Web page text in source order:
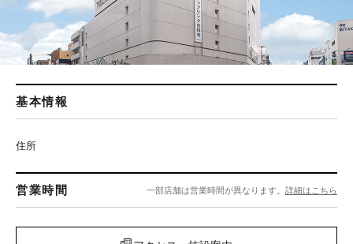
基本情報
住所
営業時間 一部店舗は営業時間が異なります。 詳細はこちら